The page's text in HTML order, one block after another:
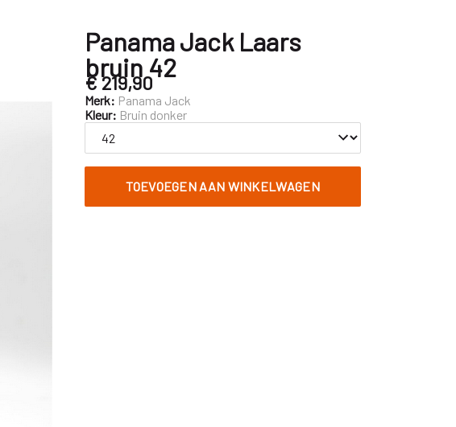
Panama Jack Laars
bruin 42
€ 219,90
Merk: Panama Jack
Kleur: Bruin donker
TOEVOEGEN AAN WINKELWAGEN